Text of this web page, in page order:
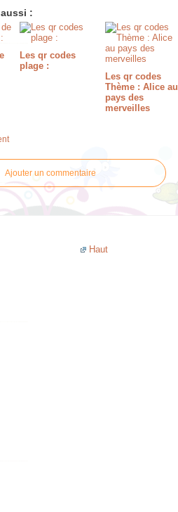
:
Les qr codes
plage :
Les qr codes
Thème : Alice au
pays des
merveilles
Ajouter un commentaire
Haut